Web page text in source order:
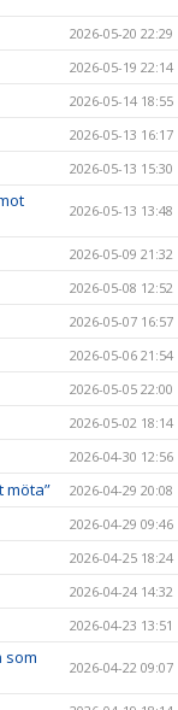
2026-05-20 22:29
2026-05-19 22:14
2026-05-14 18:55
2026-05-13 16:17
2026-05-13 15:30
2026-05-13 13:48
2026-05-09 21:32
2026-05-08 12:52
2026-05-07 16:57
2026-05-06 21:54
2026-05-05 22:00
2026-05-02 18:14
2026-04-30 12:56
möta” 2026-04-29 20:08
2026-04-29 09:46
2026-04-25 18:24
2026-04-24 14:32
2026-04-23 13:51
som
2026-04-22 09:07